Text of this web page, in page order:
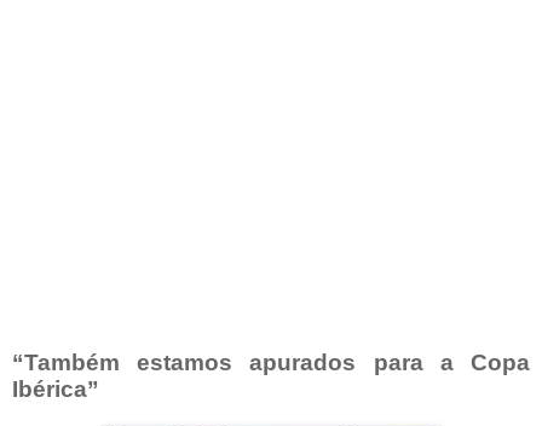
“Também estamos apurados para a Copa
Ibérica”